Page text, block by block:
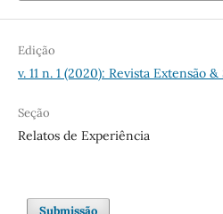
Edição
v. 11 n. 1 (2020): Revista Extensão
Seção
Relatos de Experiência
Submissão